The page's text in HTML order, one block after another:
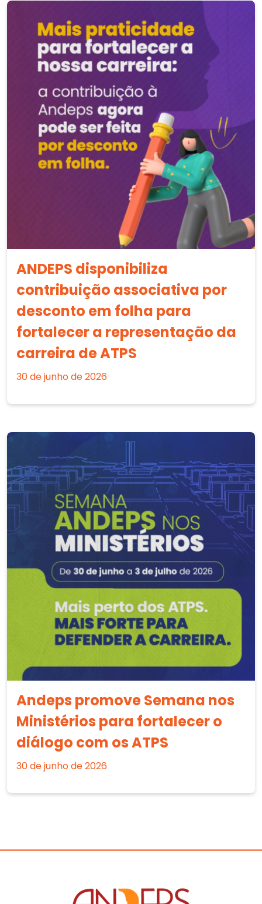
ANDEPS disponibiliza
contribuição associativa por
desconto em folha para
fortalecer a representação da
carreira de ATPS
30 de junho de 2026
Andeps promove Semana nos
Ministérios para fortalecer o
diálogo com os ATPS
30 de junho de 2026